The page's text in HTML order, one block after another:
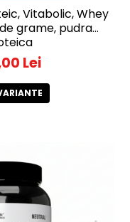
Vitabolic, Whey
grame, pudra
Lei